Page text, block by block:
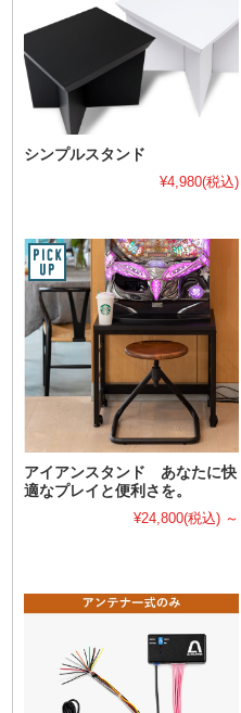
シンプルスタンド
¥4,980(税込)
アイアンスタンド あなたに快
適なプレイと便利さを。
¥24,800(税込) ～